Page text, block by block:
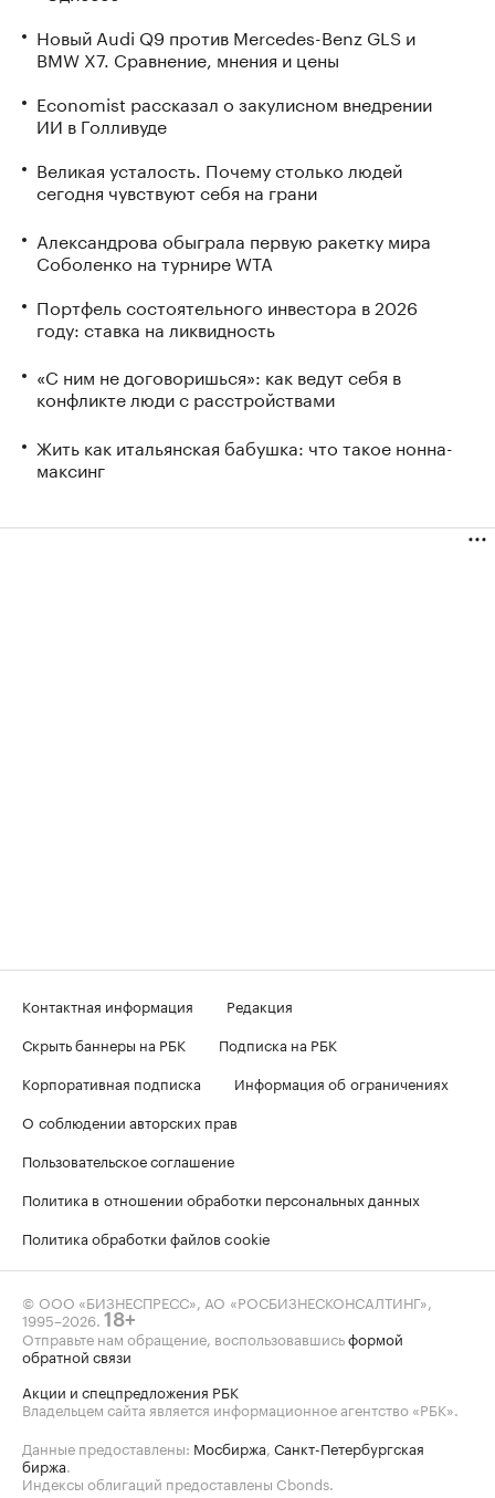
Новый Audi Q9 против Mercedes-Benz GLS и
BMW X7. Сравнение, мнения и цены
Economist рассказал о закулисном внедрении
ИИ в Голливуде
Великая усталость. Почему столько людей
сегодня чувствуют себя на грани
Александрова обыграла первую ракетку мира
Соболенко на турнире WTA
Портфель состоятельного инвестора в 2026
году: ставка на ликвидность
«С ним не договоришься»: как ведут себя в
конфликте люди с расстройствами
Жить как итальянская бабушка: что такое нонна-
максинг
Контактная информация
Редакция
Скрыть баннеры на РБК
Подписка на РБК
Корпоративная подписка
Информация об ограничениях
О соблюдении авторских прав
Пользовательское соглашение
Политика в отношении обработки персональных данных
Политика обработки файлов cookie
© ООО «БИЗНЕСПРЕСС», АО «РОСБИЗНЕСКОНСАЛТИНГ»,
1995–2026. 18+
Отправьте нам обращение, воспользовавшисьформой
обратной связи
Акции и спецпредложения РБК
Владельцем сайта является информационное агентство «РБК».
Данные предоставлены: Мосбиржа, Санкт-Петербургская
биржа.
Индексы облигаций предоставлены Cbonds.